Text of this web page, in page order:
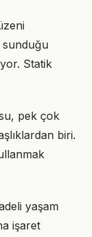
sunduğu
Statik
pek çok
biri.
yaşam
işaret